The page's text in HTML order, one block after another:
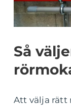
Så
Att välja rätt